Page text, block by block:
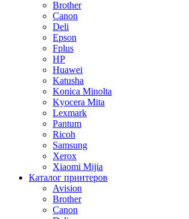
Brother
Canon
Deli
Epson
Fplus
HP
Huawei
Katusha
Konica Minolta
Kyocera Mita
Lexmark
Pantum
Ricoh
Samsung
Xerox
Xiaomi Mijia
Каталог принтеров
Avision
Brother
Canon